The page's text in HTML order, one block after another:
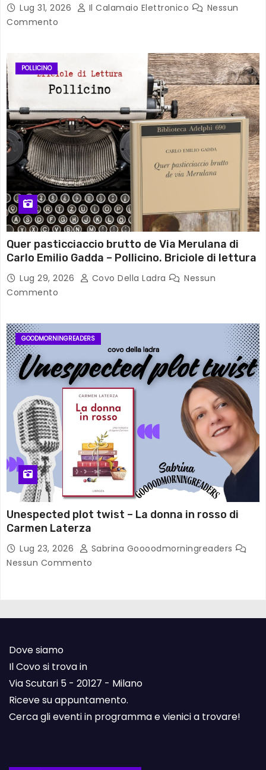
Lug 31, 2026 Il Calamaio Elettronico
Nessun
Commento
POLLICINO
Quer pasticciaccio brutto de Via Merulana di
Carlo Emilio Gadda – Pollicino. Briciole di lettura
Lug 29, 2026 Covo Della Ladra
Nessun
Commento
GOODMORNINGREADERS
Unespected plot twist – La donna in rosso di
Carmen Laterza
Lug 23, 2026
Sabrina Goooodmorningreaders
Nessun Commento
Dove siamo
Il Covo si trova in
Via Scutari 5 - 20127 - Milano
Riceve su appuntamento.
Cerca gli eventi in programma e vienici a trovare!